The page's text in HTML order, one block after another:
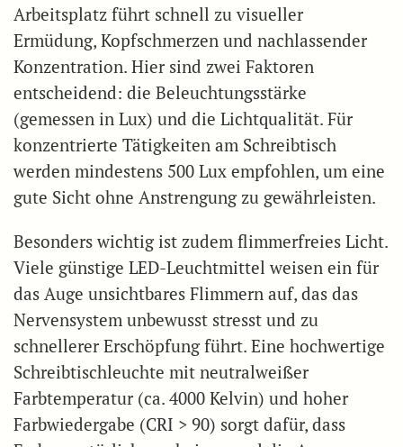
Arbeitsplatz führt schnell zu visueller
Ermüdung, Kopfschmerzen und nachlassender
Konzentration. Hier sind zwei Faktoren
entscheidend: die Beleuchtungsstärke
(gemessen in Lux) und die Lichtqualität. Für
konzentrierte Tätigkeiten am Schreibtisch
werden mindestens 500 Lux empfohlen, um eine
gute Sicht ohne Anstrengung zu gewährleisten.
Besonders wichtig ist zudem flimmerfreies Licht.
Viele günstige LED-Leuchtmittel weisen ein für
das Auge unsichtbares Flimmern auf, das das
Nervensystem unbewusst stresst und zu
schnellerer Erschöpfung führt. Eine hochwertige
Schreibtischleuchte mit neutralweißer
Farbtemperatur (ca. 4000 Kelvin) und hoher
Farbwiedergabe (CRI > 90) sorgt dafür, dass